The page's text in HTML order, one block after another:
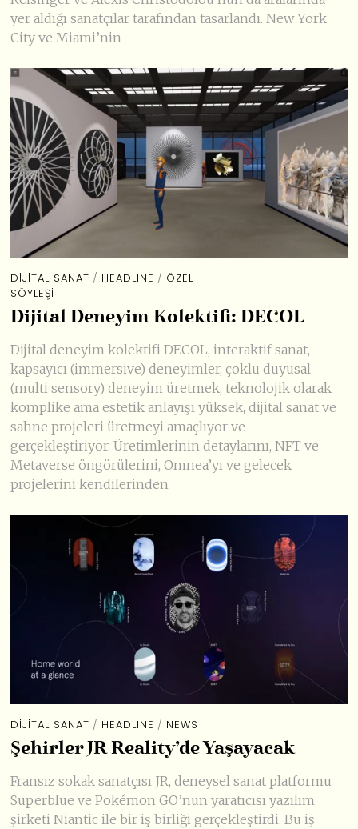
yer aldığı sanatçılar tarafından tasarlandı. New York
City ve Miami’nin
DIJITAL SANAT / HEADLINE / ÖZEL
SÖYLEŞI
Dijital Deneyim Kolektifi: DECOL
Dijital deneyim kolektifi DECOL, interaktif sanat,
kapsayıcı (immersive) deneyimler, çoklu duyusal
(multi sensory) deneyim üretmek, teknolojik olarak
komplike ama estetik anlayışı yüksek, dijital sanat ve
sahne projeleri üretmeyi amaçlıyor ve
gerçekleştiriyor. Üretimlerinin detaylarını, NFT ve
Metaverse öngörülerini, Omnea’yı ve gelecek
projelerini kendilerinden
DIJITAL SANAT / HEADLINE / NEWS
Şehirler JR Reality’de Yaşayacak
Fransız sokak sanatçısı JR, deneysel sanat platformu
Superblue ve Pokémon GO’nun yaratıcısı yazılım
şirketi Niantic ile bir iş birliği gerçekleştirdi. Bu iş